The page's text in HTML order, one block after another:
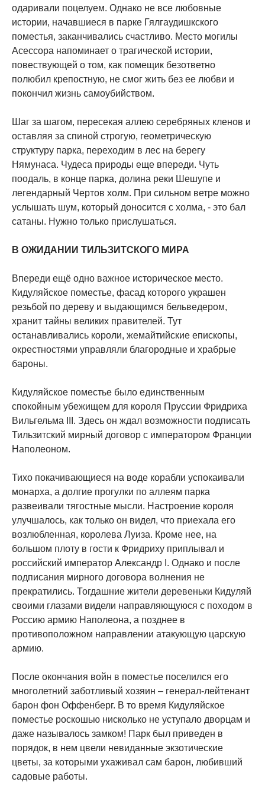
одаривали поцелуем. Однако не все любовные
истории, начавшиеся в парке Гялгаудишкского
поместья, заканчивались счастливо. Место могилы
Асессора напоминает о трагической истории,
повествующей о том, как помещик безответно
полюбил крепостную, не смог жить без ее любви и
покончил жизнь самоубийством.
Шаг за шагом, пересекая аллею серебряных кленов и
оставляя за спиной строгую, геометрическую
структуру парка, переходим в лес на берегу
Нямунаса. Чудеса природы еще впереди. Чуть
поодаль, в конце парка, долина реки Шешупе и
легендарный Чертов холм. При сильном ветре можно
услышать шум, который доносится с холма, - это бал
сатаны. Нужно только прислушаться.
В ОЖИДАНИИ ТИЛЬЗИТСКОГО МИРА
Впереди ещё одно важное историческое место.
Кидуляйское поместье, фасад которого украшен
резьбой по дереву и выдающимся бельведером,
хранит тайны великих правителей. Тут
останавливались короли, жемайтийские епископы,
окрестностями управляли благородные и храбрые
бароны.
Кидуляйское поместье было единственным
спокойным убежищем для короля Пруссии Фридриха
Вильгельма III. Здесь он ждал возможности подписать
Тильзитский мирный договор с императором Франции
Наполеоном.
Тихо покачивающиеся на воде корабли успокаивали
монарха, а долгие прогулки по аллеям парка
развеивали тягостные мысли. Настроение короля
улучшалось, как только он видел, что приехала его
возлюбленная, королева Луиза. Кроме нее, на
большом плоту в гости к Фридриху приплывал и
российский император Александр I. Однако и после
подписания мирного договора волнения не
прекратились. Тогдашние жители деревеньки Кидуляй
своими глазами видели направляющуюся с походом в
Россию армию Наполеона, а позднее в
противоположном направлении атакующую царскую
армию.
После окончания войн в поместье поселился его
многолетний заботливый хозяин – генерал-лейтенант
барон фон Оффенберг. В то время Кидуляйское
поместье роскошью нисколько не уступало дворцам и
даже называлось замком! Парк был приведен в
порядок, в нем цвели невиданные экзотические
цветы, за которыми ухаживал сам барон, любивший
садовые работы.